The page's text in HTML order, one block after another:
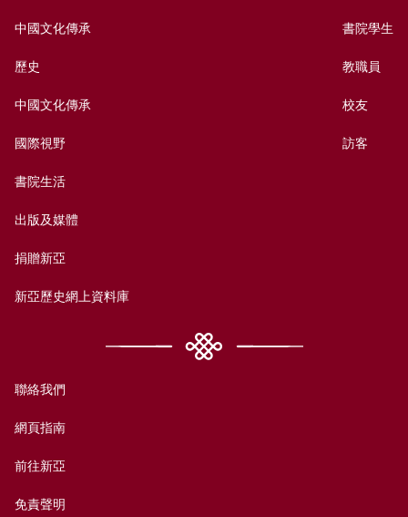
中國文化傳承
歷史
中國文化傳承
國際視野
書院生活
出版及媒體
捐贈新亞
新亞歷史網上資料庫
書院學生
教職員
校友
訪客
聯絡我們
網頁指南
前往新亞
免責聲明